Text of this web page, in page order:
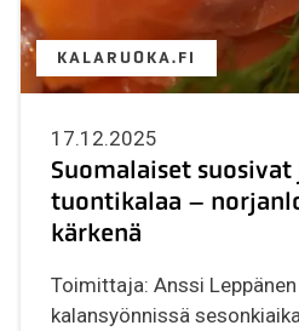
KALARUOKA.FI
17.12.2025
Suomalaiset
tuontikalaa –
kärkenä
Toimittaja: Anssi
kalansyönnissä